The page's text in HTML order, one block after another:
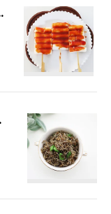
기 떡꼬치양념
레시피